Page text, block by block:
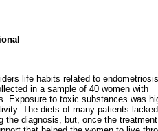
life habits related to
in a sample of 40 women with
Exposure to toxic substances was
The diets of many patients lacked
the diagnosis, but, once the treatment